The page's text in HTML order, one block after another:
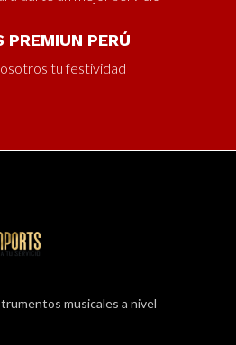
PREMIUN PERÚ
tu festividad
musicales a nivel